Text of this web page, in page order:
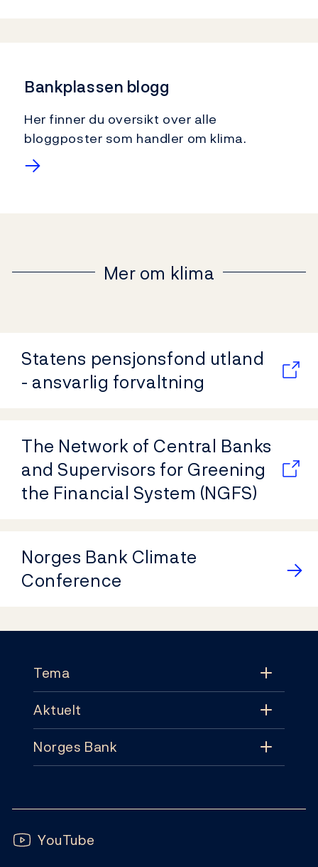
Bankplassen blogg
Her finner du oversikt over alle
bloggposter som handler om klima.
→
Mer om klima
Statens pensjonsfond utland
- ansvarlig forvaltning
The Network of Central Banks
and Supervisors for Greening
the Financial System (NGFS)
Norges Bank Climate
Conference
Tema
Tema
Pengepolitikk
Sedler og mynter
Aktuelt
Aktuelt
Publikasjoner
Norges Bank
Abonnement
Følg oss:
YouTube